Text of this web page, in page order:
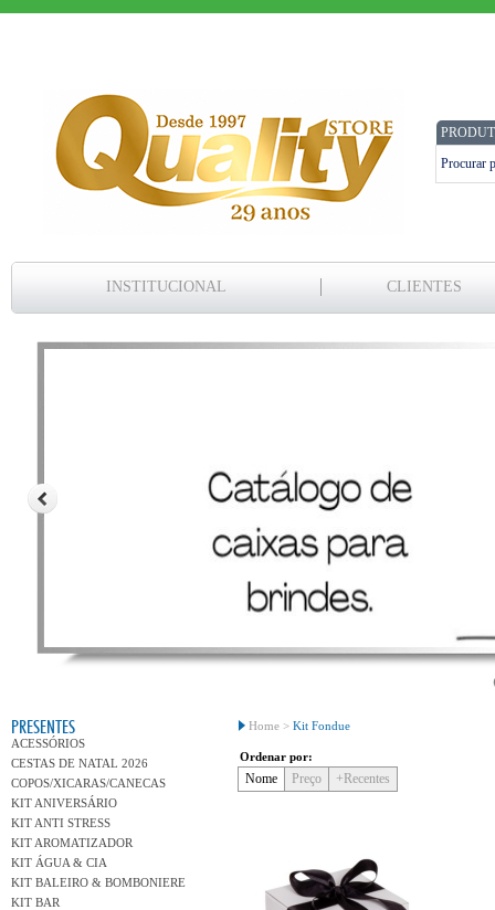
INSTITUCIONAL CLIENTES
PRESENTES
ACESSÓRIOS
CESTAS DE NATAL 2026
COPOS/XICARAS/CANECAS
KIT ANIVERSÁRIO
KIT ANTI STRESS
KIT AROMATIZADOR
KIT ÁGUA & CIA
KIT BALEIRO & BOMBONIERE
KIT BAR
Home > Kit Fondue
Ordenar por:
Nome Preço +Recentes